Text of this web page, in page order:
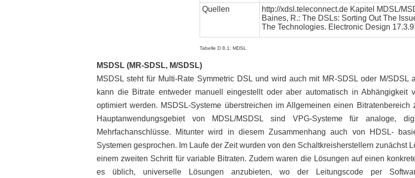
Quellen
http://xdsl.teleconnect.de Kapitel MDSL/
Baines, R.: The DSLs: Sorting Out The
The Technologies. Electronic Design
Tabelle D 8.1: MDSL
MSDSL (MR-SDSL, M/SDSL)
MSDSL steht für Multi-Rate Symmetric DSL und wird auch mit MR-SDSL oder M/SDSL
kann die Bitrate entweder manuell eingestellt oder aber automatisch in Abhängigkeit
optimiert werden. MSDSL-Systeme überstreichen im Allgemeinen einen
Hauptanwendungsgebiet von MDSL/MSDSL sind VPG-Systeme für analoge,
Mehrfachanschlüsse. Mitunter wird in diesem Zusammenhang auch von HDSL-
Systemen gesprochen. Im Laufe der Zeit wurden von den Schaltkreisherstellern zunächst
einem zweiten Schritt für variable Bitraten. Zudem waren die Lösungen auf einen
es üblich, universelle Lösungen anzubieten, wo der Leitungscode per